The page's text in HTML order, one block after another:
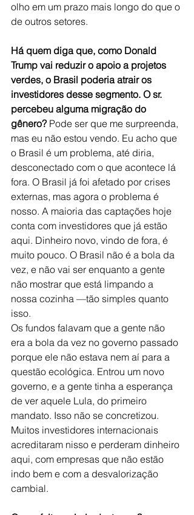
olho em um prazo mais longo do que o
de outros setores.
Há quem diga que, como Donald
Trump vai reduzir o apoio a projetos
verdes, o Brasil poderia atrair os
investidores desse segmento. O sr.
percebeu alguma migração do
gênero? Pode ser que me surpreenda,
mas eu não estou vendo. Eu acho que
o Brasil é um problema, até diria,
desconectado com o que acontece lá
fora. O Brasil já foi afetado por crises
externas, mas agora o problema é
nosso. A maioria das captações hoje
conta com investidores que já estão
aqui. Dinheiro novo, vindo de fora, é
muito pouco. O Brasil não é a bola da
vez, e não vai ser enquanto a gente
não mostrar que está limpando a
nossa cozinha —tão simples quanto
isso.
Os fundos falavam que a gente não
era a bola da vez no governo passado
porque ele não estava nem aí para a
questão ecológica. Entrou um novo
governo, e a gente tinha a esperança
de ver aquele Lula, do primeiro
mandato. Isso não se concretizou.
Muitos investidores internacionais
acreditaram nisso e perderam dinheiro
aqui, com empresas que não estão
indo bem e com a desvalorização
cambial.